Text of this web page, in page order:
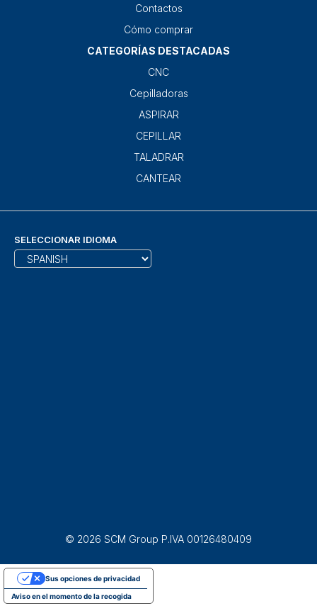
Contactos
Cómo comprar
CATEGORÍAS DESTACADAS
CNC
Cepilladoras
ASPIRAR
CEPILLAR
TALADRAR
CANTEAR
SELECCIONAR IDIOMA
© 2026 SCM Group P.IVA 00126480409
Aviso en el momento de la recogida
Sus opciones de privacidad